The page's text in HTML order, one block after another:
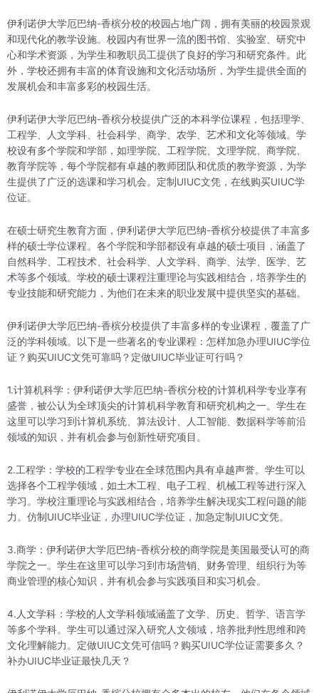
伊利诺伊大学厄巴纳-香槟分校的校园占地广阔，拥有美丽的校园景观
和现代化的教学设施。校园内有世界一流的图书馆、实验室、研究中
心和学术资源，为学生和教职员工提供了良好的学习和研究条件。此
外，学校还拥有丰富的体育设施和文化活动场所，为学生提供全面的
发展机会和丰富多彩的校园生活。
伊利诺伊大学厄巴纳-香槟分校提供广泛的本科学位课程，包括理学、
工程学、人文学科、社会科学、商学、农学、艺术和文化等领域。学
校设有多个学院和学部，如理学院、工程学院、文理学院、商学院、
教育学院等，每个学院都有卓越的教师团队和优质的教学资源，为学
生提供了广泛的选课和学习机会。定制UIUC文凭，在线购买UIUC学
位证。
在硕士研究生教育方面，伊利诺伊大学厄巴纳-香槟分校提供了丰富多
样的硕士学位课程。各个学院和学部都设有卓越的硕士项目，涵盖了
自然科学、工程技术、社会科学、人文学科、商学、法学、医学、艺
术等多个领域。学校的硕士课程注重理论与实践相结合，培养学生的
专业技能和研究能力，为他们在未来的职业发展中提供坚实的基础。
伊利诺伊大学厄巴纳-香槟分校提供了丰富多样的专业课程，覆盖了广
泛的学科领域。以下是一些著名的专业课程：怎样加急办理UIUC学位
证？购买UIUC文凭可靠吗？定做UIUC毕业证可行吗？
1.计算机科学：伊利诺伊大学厄巴纳-香槟分校的计算机科学专业享有
盛誉，被公认为全球顶尖的计算机科学教育和研究机构之一。学生在
这里可以学习到计算机系统、算法设计、人工智能、数据科学等前沿
领域的知识，并有机会参与创新性研究项目。
2.工程学：学校的工程学专业在全球范围内具有卓越声誉。学生可以
选择各个工程学领域，如土木工程、电子工程、机械工程等进行深入
学习。学校注重理论与实践相结合，培养学生解决现实工程问题的能
力。仿制UIUC毕业证，办理UIUC学位证，加急定制UIUC文凭。
3.商学：伊利诺伊大学厄巴纳-香槟分校的商学院是美国最受认可的商
学院之一。学生在这里可以学习到市场营销、财务管理、组织行为等
商业管理的核心知识，并有机会参与实践项目和实习机会。
4.人文学科：学校的人文学科领域涵盖了文学、历史、哲学、语言学
等多个学科。学生可以通过深入研究人文领域，培养批判性思维和跨
文化理解能力。定做UIUC文凭可信吗？购买UIUC学位证需要多久？
补办UIUC毕业证最快几天？